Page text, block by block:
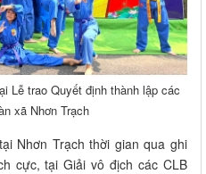
Lễ trao Quyết định thành lập các
xã Nhơn Trạch
Nhơn Trạch thời gian qua ghi
cực, tại Giải vô địch các CLB